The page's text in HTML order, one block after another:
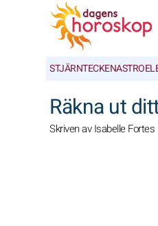
STJÄRNTECKEN
Räkna ut
Skriven av Isabelle Fortes